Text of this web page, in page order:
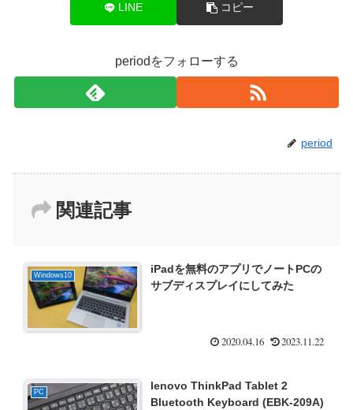
LINE コピー
periodをフォローする
period
関連記事
Windows10
iPadを無料のアプリでノートPCの
サブディスプレイにしてみた
2020.04.16 2023.11.22
PC
lenovo ThinkPad Tablet 2
Bluetooth Keyboard (EBK-209A)